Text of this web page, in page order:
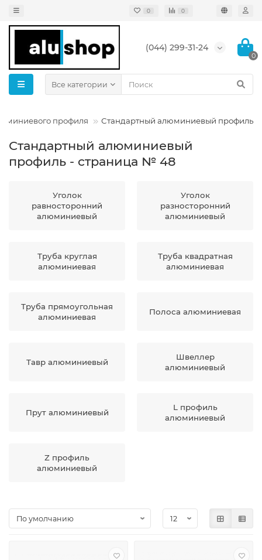
0 0
(044) 299-31-24
0
Все категории
профиля Стандартный алюминиевый профиль
Стандартный алюминиевый
профиль - страница № 48
Уголок
равносторонний
алюминиевый
Уголок
разносторонний
алюминиевый
Труба круглая
алюминиевая
Труба квадратная
алюминиевая
Труба прямоугольная
алюминиевая
Полоса алюминиевая
Тавр алюминиевый
Швеллер
алюминиевый
Прут алюминиевый
L профиль
алюминиевый
Z профиль
алюминиевый